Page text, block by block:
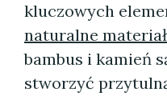
kluczowych
naturalne
bambus i kamień
stworzyć